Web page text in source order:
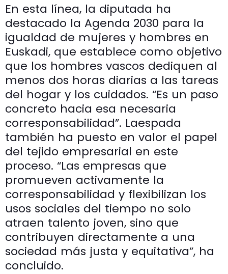
En esta línea, la diputada ha
destacado la Agenda 2030 para la
igualdad de mujeres y hombres en
Euskadi, que establece como objetivo
que los hombres vascos dediquen al
menos dos horas diarias a las tareas
del hogar y los cuidados. “Es un paso
concreto hacia esa necesaria
corresponsabilidad”. Laespada
también ha puesto en valor el papel
del tejido empresarial en este
proceso. “Las empresas que
promueven activamente la
corresponsabilidad y flexibilizan los
usos sociales del tiempo no solo
atraen talento joven, sino que
contribuyen directamente a una
sociedad más justa y equitativa”, ha
concluido.